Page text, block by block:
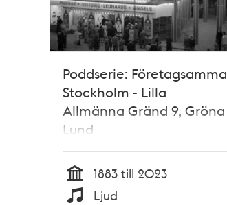
Poddserie: Företagsamma
Stockholm - Lilla
Allmänna Gränd 9, Gröna
Lund
Tid
1883 till 2023
Ljud